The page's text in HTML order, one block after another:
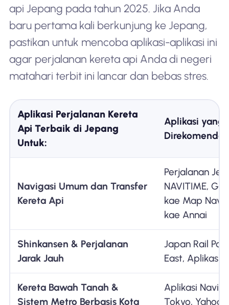
api Jepang pada tahun 2025. Jika Anda
baru pertama kali berkunjung ke Jepang,
pastikan untuk mencoba aplikasi-aplikasi ini
agar perjalanan kereta api Anda di negeri
matahari terbit ini lancar dan bebas stres.
Aplikasi Perjalanan Kereta
Api Terbaik di Jepang
Untuk:
Aplikasi yang
Navigasi Umum dan Transfer
Kereta Api
Perjalanan
NAVITIME,
kae Map
kae Annai
Shinkansen & Perjalanan
Jarak Jauh
Japan Rail
East, Aplikasi
Kereta Bawah Tanah &
Sistem Metro Berbasis Kota
Aplikasi
Tokyo, Yahoo!